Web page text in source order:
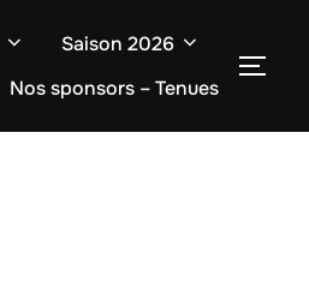
Saison 2026
Nos sponsors – Tenues